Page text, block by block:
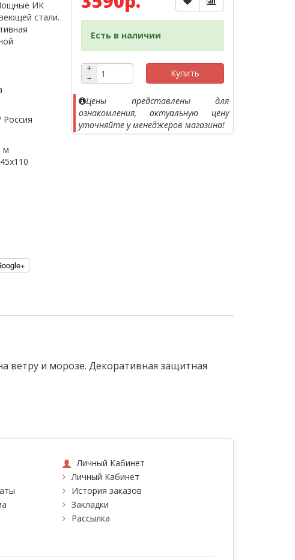
ИК
стали.
Россия
м
Есть в наличии
+
−
Купить
Цены представлены для
ознакомления, актуальную цену
уточняйте у менеджеров магазина!
и морозе. Декоративная защитная
Личный Кабинет
Личный Кабинет
История заказов
Закладки
Рассылка